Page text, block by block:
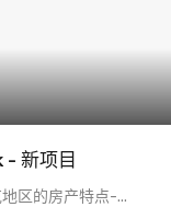
新项目
区的房产特点-...